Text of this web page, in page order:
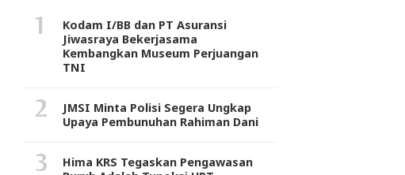
Kodam I/BB dan PT Asuransi
Jiwasraya Bekerjasama
Kembangkan Museum Perjuangan
TNI
JMSI Minta Polisi Segera Ungkap
Upaya Pembunuhan Rahiman Dani
Hima KRS Tegaskan Pengawasan